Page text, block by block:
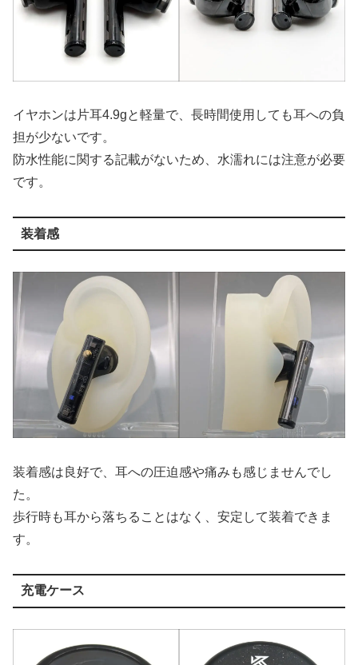
イヤホンは片耳4.9gと軽量で、長時間使用しても耳への負
担が少ないです。
防水性能に関する記載がないため、水濡れには注意が必要
です。
装着感
装着感は良好で、耳への圧迫感や痛みも感じませんでし
た。
歩行時も耳から落ちることはなく、安定して装着できま
す。
充電ケース